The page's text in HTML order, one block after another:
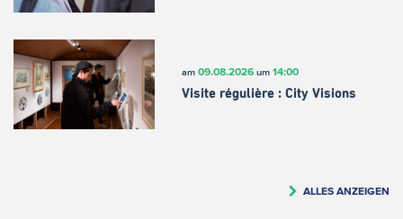
am 09.08.2026um 14:00
Visite régulière : City Visions
ALLES ANZEIGEN